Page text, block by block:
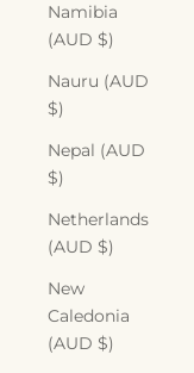
Namibia
(AUD $)
Nauru (AUD
$)
Nepal (AUD
$)
Netherlands
(AUD $)
New
Caledonia
(AUD $)